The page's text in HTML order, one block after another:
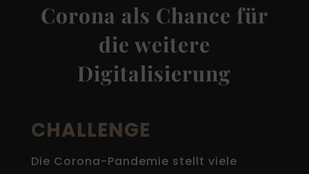
Corona als Chance für
die weitere
Digitalisierung
CHALLENGE
Die Corona-Pandemie stellt viele